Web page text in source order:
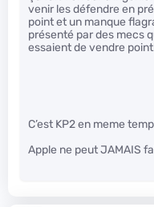
venir les défendre en
point et un manque
présenté par des mecs
essaient de vendre
C’est KP2 en meme
Apple ne peut JAMAIS